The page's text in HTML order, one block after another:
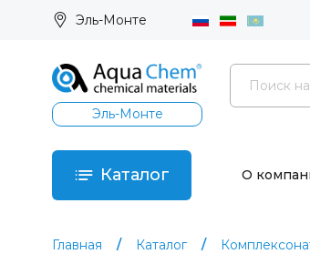
Эль-Монте
Эль-Монте
Каталог О
Главная Каталог